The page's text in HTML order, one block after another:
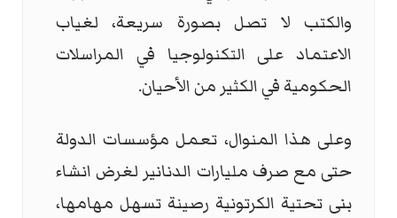
والكتب لا تصل بصورة سريعة، لغياب
الاعتماد على التكنولوجيا في المراسلات
الحكومية في الكثير من الأحيان.
وعلى هذا المنوال، تعمل مؤسسات الدولة
حتى مع صرف مليارات الدنانير لغرض انشاء
بنى تحتية الكرتونية رصينة تسهل مهامها،